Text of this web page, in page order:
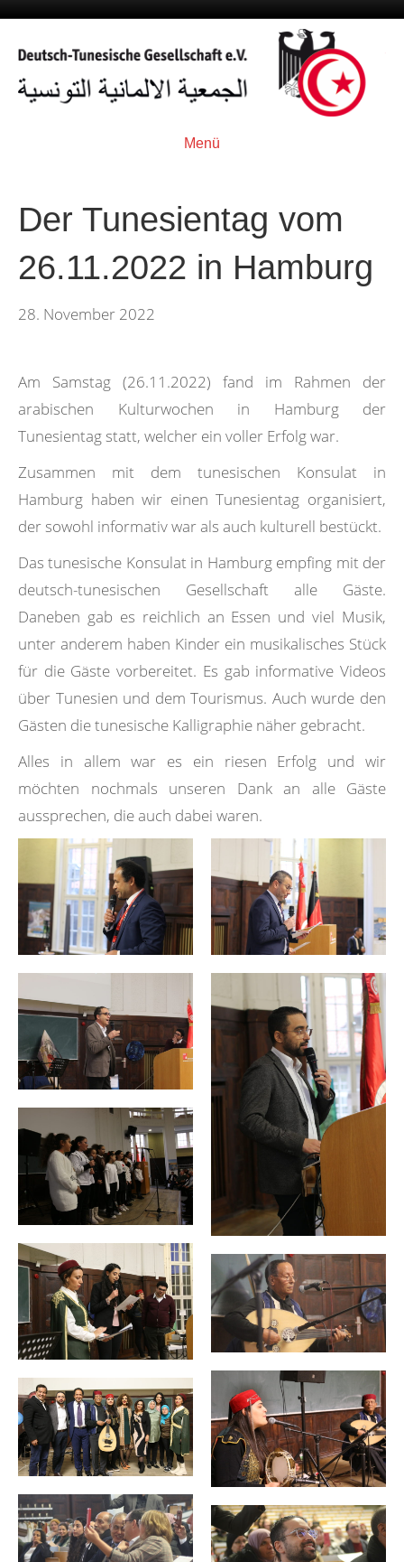
Menü
Der Tunesientag vom
26.11.2022 in Hamburg
28. November 2022
Am Samstag (26.11.2022) fand im Rahmen der
arabischen Kulturwochen in Hamburg der
Tunesientag statt, welcher ein voller Erfolg war.
Zusammen mit dem tunesischen Konsulat in
Hamburg haben wir einen Tunesientag organisiert,
der sowohl informativ war als auch kulturell bestückt.
Das tunesische Konsulat in Hamburg empfing mit der
deutsch-tunesischen Gesellschaft alle Gäste.
Daneben gab es reichlich an Essen und viel Musik,
unter anderem haben Kinder ein musikalisches Stück
für die Gäste vorbereitet. Es gab informative Videos
über Tunesien und dem Tourismus. Auch wurde den
Gästen die tunesische Kalligraphie näher gebracht.
Alles in allem war es ein riesen Erfolg und wir
möchten nochmals unseren Dank an alle Gäste
aussprechen, die auch dabei waren.